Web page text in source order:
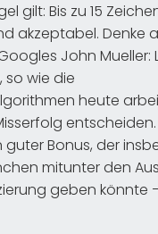
gilt: Bis zu 15
akzeptabel. Denke
John Mueller:
so wie die
heute
entscheiden.
Bonus, der
mitunter den
geben könnte